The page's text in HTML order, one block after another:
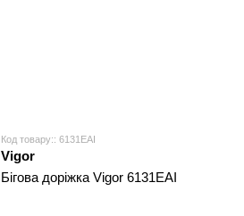
Код товару:: 6131EAI
Vigor
Бігова доріжка Vigor 6131EAI